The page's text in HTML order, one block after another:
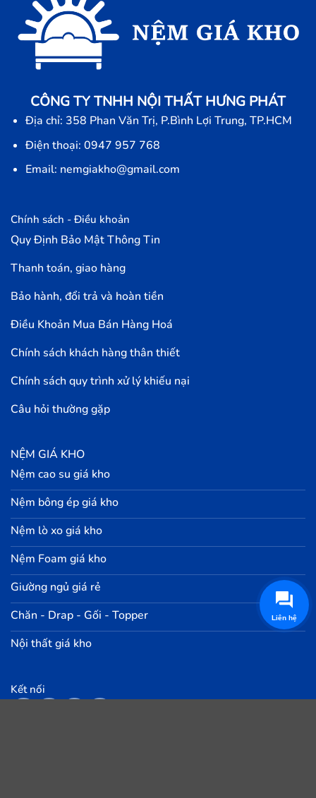
CÔNG TY TNHH NỘI THẤT HƯNG PHÁT
Địa chỉ: 358 Phan Văn Trị, P.Bình Lợi Trung, TP.HCM
Điện thoại: 0947 957 768
Email: nemgiakho@gmail.com
Chính sách - Điều khoản
Quy Định Bảo Mật Thông Tin
Thanh toán, giao hàng
Bảo hành, đổi trả và hoàn tiền
Điều Khoản Mua Bán Hàng Hoá
Chính sách khách hàng thân thiết
Chính sách quy trình xử lý khiếu nại
Câu hỏi thường gặp
NỆM GIÁ KHO
Nệm cao su giá kho
Nệm bông ép giá kho
Nệm lò xo giá kho
Nệm Foam giá kho
Giường ngủ giá rẻ
Chăn - Drap - Gối - Topper
Nội thất giá kho
Kết nối